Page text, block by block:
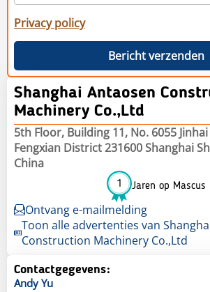
Privacy policy
Bericht verzenden
Shanghai Antaosen
Machinery Co.,Ltd
5th Floor, Building 11, No. 6055
Fengxian District 231600 Shanghai
China
1 Jaren op Mascus
Ontvang e-mailmelding
Toon alle advertenties van
Construction Machinery Co.,Ltd
Contactgegevens:
Andy Yu